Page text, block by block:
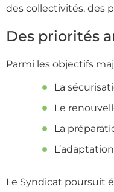
des collectivités, des
Des priorités
Parmi les objectifs
La
Le
La
Le Syndicat poursuit